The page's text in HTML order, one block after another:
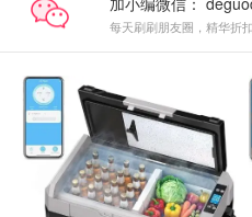
每天刷刷朋友圈，精华折